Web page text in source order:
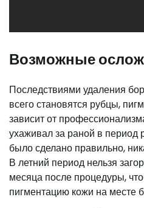
Возможные
Последствиями удаления
всего становятся рубцы,
зависит от
ухаживал за раной в период
было сделано правильно,
В летний период нельзя
месяца после процедуры,
пигментацию кожи на месте